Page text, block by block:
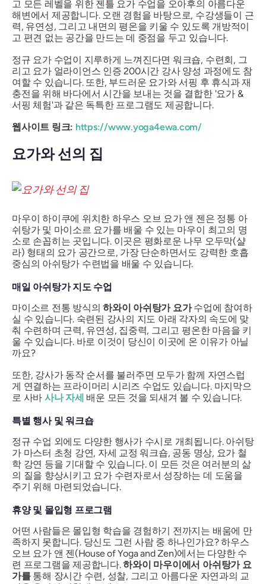
고 모든 레벨을 위한 젠틀 요가 수업을 오아후의 아름다운
해변에서 제공합니다. 오랜 경험을 바탕으로, 수강생들이 근
력, 유연성, 그리고 내면의 평온을 키울 수 있도록 개방적이
고 편견 없는 공간을 만드는 데 중점을 두고 있습니다.
정규 요가 수업이 지루하게 느껴진다면 워크숍, 수련회, 그
리고 요가 얼라이언스 인증 200시간 강사 양성 과정에도 참
여할 수 있습니다. 또한, 부드러운 요가와 서핑 후 휴식과 재
충전을 위해 바다에서 시간을 보내는 것을 결합한 '요가 &
서핑 체험'과 같은 독특한 프로그램도 제공합니다.
웹사이트 링크: https://www.yoga4ewa.com/
요가와 선의 집
마우이 하이쿠에 위치한 하우스 오브 요가 앤 젠은 정통 아
쉬탕가 및 마이소르 요가를 배울 수 있는 마우이 최고의 명
소로 손꼽히는 곳입니다. 이곳은 평화로운 나무 오두막(샬
라) 형태의 요가 공간으로, 가장 단순하면서도 강력한 호흡
중심의 아쉬탕가 수련법을 배울 수 있습니다.
매일 아쉬탕가 지도 수업
마이소르 전통 방식의하와이 아쉬탕가 요가수업에 참여하
실 수 있습니다. 숙련된 강사의 지도 아래 각자의 속도에 맞
춰 수련하며 근력, 유연성, 집중력, 그리고 평온한 마음을 키
울 수 있습니다. 바로 이것이 당신이 이곳에 온 이유가 아닐
까요?
또한, 강사가 동작 순서를 불러주면 모두가 함께 자연스럽
게 연결하는 프라이머리 시리즈 수업도 있습니다. 마지막으
로 사바 사나 자세 배운 모든 것을 되새겨 볼 수 있습니다.
특별 행사 및 워크숍
정규 수업 외에도 다양한 행사가 수시로 개최됩니다. 아쉬탕
가 마스터 초청 강연, 자세 교정 워크숍, 공동 명상, 요가 철
학 강연 등을 기대할 수 있습니다. 이 모든 것은 여러분의 삶
의 질을 향상시키고 요가 수련자로서 성장하는 데 도움을
주기 위해 마련되었습니다.
휴양 및 몰입형 프로그램
어떤 사람들은 몰입형 학습을 경험하기 전까지는 배움에 만
족하지 못합니다. 당신도 그런 사람 중 하나인가요? 하우스
오브 요가 앤 젠(House of Yoga and Zen)에서는 다양한 수
련 프로그램을 제공합니다.하와이 마우이에서 아쉬탕가 요
가를통해 장시간 수련, 성찰, 그리고 아름다운 자연과의 교